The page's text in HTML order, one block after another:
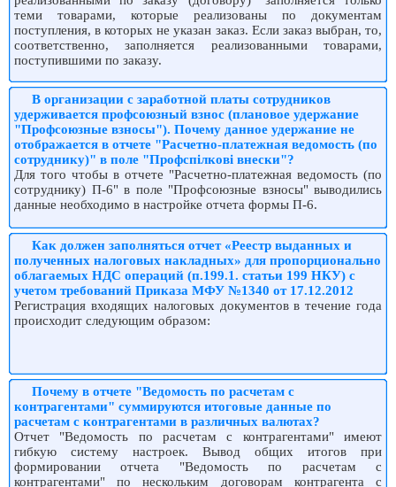
теми товарами, которые реализованы по документам
поступления, в которых не указан заказ. Если заказ выбран, то,
соответственно, заполняется реализованными товарами,
поступившими по заказу.
В организации с заработной платы сотрудников
удерживается профсоюзный взнос (плановое удержание
"Профсоюзные взносы"). Почему данное удержание не
отображается в отчете "Расчетно-платежная ведомость (по
сотруднику)" в поле "Профспілкові внески"?
Для того чтобы в отчете "Расчетно-платежная ведомость (по
сотруднику) П-6" в поле "Профсоюзные взносы" выводились
данные необходимо в настройке отчета формы П-6.
Как должен заполняться отчет «Реестр выданных и
полученных налоговых накладных» для пропорционально
облагаемых НДС операций (п.199.1. статьи 199 НКУ) с
учетом требований Приказа МФУ №1340 от 17.12.2012
Регистрация входящих налоговых документов в течение года
происходит следующим образом:
Почему в отчете "Ведомость по расчетам с
контрагентами" суммируются итоговые данные по
расчетам с контрагентами в различных валютах?
Отчет "Ведомость по расчетам с контрагентами" имеют
гибкую систему настроек. Вывод общих итогов при
формировании отчета "Ведомость по расчетам с
контрагентами" по нескольким договорам контрагента с